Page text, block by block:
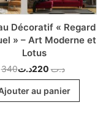
Décoratif « Regard
» – Art Moderne et
Lotus
340 د.ت 220د.ت
au panier